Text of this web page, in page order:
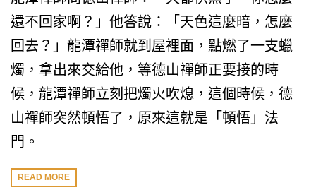
還不回家啊？」他答說：「天色這麼暗，怎麼
回去？」龍潭禪師就到屋裡面，點燃了一支蠟
燭，拿出來交給他，等德山禪師正要接的時
候，龍潭禪師立刻把燭火吹熄，這個時候，德
山禪師突然頓悟了，原來這就是「頓悟」法
門。
READ MORE